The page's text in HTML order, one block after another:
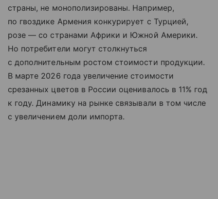
страны, не монополизированы. Например,
по гвоздике Армения конкурирует с Турцией,
розе — со странами Африки и Южной Америки.
Но потребители могут столкнуться
с дополнительным ростом стоимости продукции.
В марте 2026 года увеличение стоимости
срезанных цветов в России оценивалось в 11% год
к году. Динамику на рынке связывали в том числе
с увеличением доли импорта.